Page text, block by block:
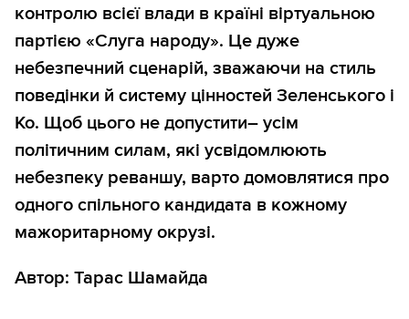
контролю всієї влади в країні віртуальною
партією «Слуга народу». Це дуже
небезпечний сценарій, зважаючи на стиль
поведінки й систему цінностей Зеленського і
Ко. Щоб цього не допустити– усім
політичним силам, які усвідомлюють
небезпеку реваншу, варто домовлятися про
одного спільного кандидата в кожному
мажоритарному окрузі.
Автор: Тарас Шамайда